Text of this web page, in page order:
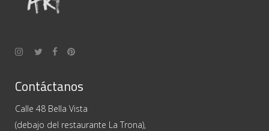
Contáctanos
Calle 48 Bella Vista
(debajo del restaurante La Trona),